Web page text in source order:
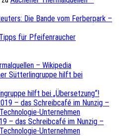
Die Bande vom Ferberpark –
für Pfeifenraucher
– Wikipedia
Sütterlingruppe hilft bei
hilft bei „Übersetzung“!
– das Schreibcafé im Nunzig –
Unternehmen
– das Schreibcafé im Nunzig –
Unternehmen